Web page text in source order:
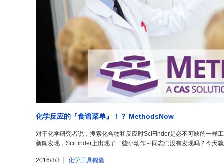
化学反应的『食谱菜单』！？ MethodsNow
对于化学研究者说，搜索化合物和反应时SciFinder是必不可缺的一样
新闻发现，SciFinder上出现了一些小动作～同志们没有发现吗？今天
2016/3/3 化学工具锦囊